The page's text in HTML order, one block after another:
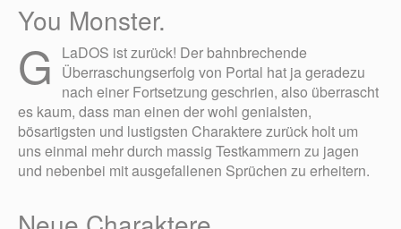
You Monster.
G
LaDOS ist zurück! Der bahnbrechende
Überraschungserfolg von Portal hat ja geradezu
nach einer Fortsetzung geschrien, also überrascht
es kaum, dass man einen der wohl genialsten,
bösartigsten und lustigsten Charaktere zurück holt um
uns einmal mehr durch massig Testkammern zu jagen
und nebenbei mit ausgefallenen Sprüchen zu erheitern.